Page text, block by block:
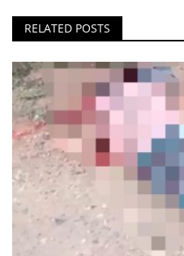
RELATED POSTS